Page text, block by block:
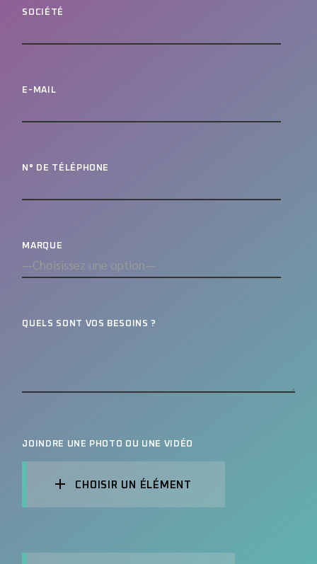
SOCIÉTÉ
E-MAIL
N° DE TÉLÉPHONE
MARQUE
QUELS SONT VOS BESOINS ?
JOINDRE UNE PHOTO OU UNE VIDÉO
CHOISIR UN ÉLÉMENT